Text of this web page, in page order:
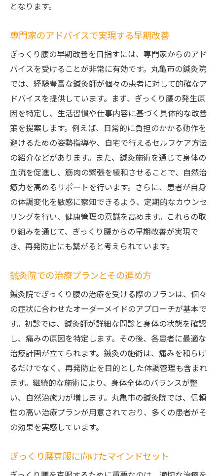
となります。
専門家のアドバイスで実現する早期改善
ぎっくり腰の早期改善を目指すには、専門家からのアド
バイスを受けることが非常に有効です。丸亀市の鍼灸院
では、経験豊富な鍼灸師が個々の患者に対して的確なア
ドバイスを提供しています。まず、ぎっくり腰の発生原
因を特定し、生活習慣や仕事内容に基づく具体的な改善
策を提案します。例えば、日常的に負担のかかる動作を
避けるための姿勢指導や、自宅で行えるセルフケア方法
の紹介などがあります。また、鍼灸施術を通じて身体の
血流を促進し、筋肉の緊張を緩和させることで、自然治
癒力を高めるサポートを行います。さらに、患者が自身
の体調変化を敏感に察知できるよう、定期的なカウンセ
リングを行い、健康管理の意識を高めます。これらの取
り組みを通じて、ぎっくり腰からの早期改善が実現で
き、再発防止にも繋がると考えられています。
鍼灸院での治療プランとその進め方
鍼灸院でぎっくり腰の治療を受ける際のプランは、個々
の症状に合わせたオーダーメイドのアプローチが基本で
す。初診では、鍼灸師が詳細な問診と身体の状態を確認
し、痛みの原因を特定します。その後、各患者に最適な
治療計画が立てられます。鍼灸の施術は、痛みを和らげ
るだけでなく、再発防止を目的とした体調管理も含まれ
ます。継続的な施術により、身体全体のバランスが整
い、自然治癒力が増します。丸亀市の鍼灸院では、信頼
性の高い治療プランが用意されており、多くの患者がそ
の効果を実感しています。
ぎっくり腰克服に向けたマインドセット